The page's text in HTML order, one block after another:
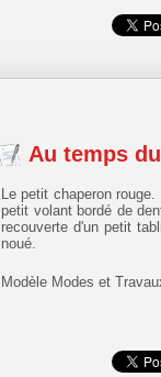
Au temps
Le petit chaperon
petit volant bordé de
recouverte d'un petit
noué.
Modèle Modes et